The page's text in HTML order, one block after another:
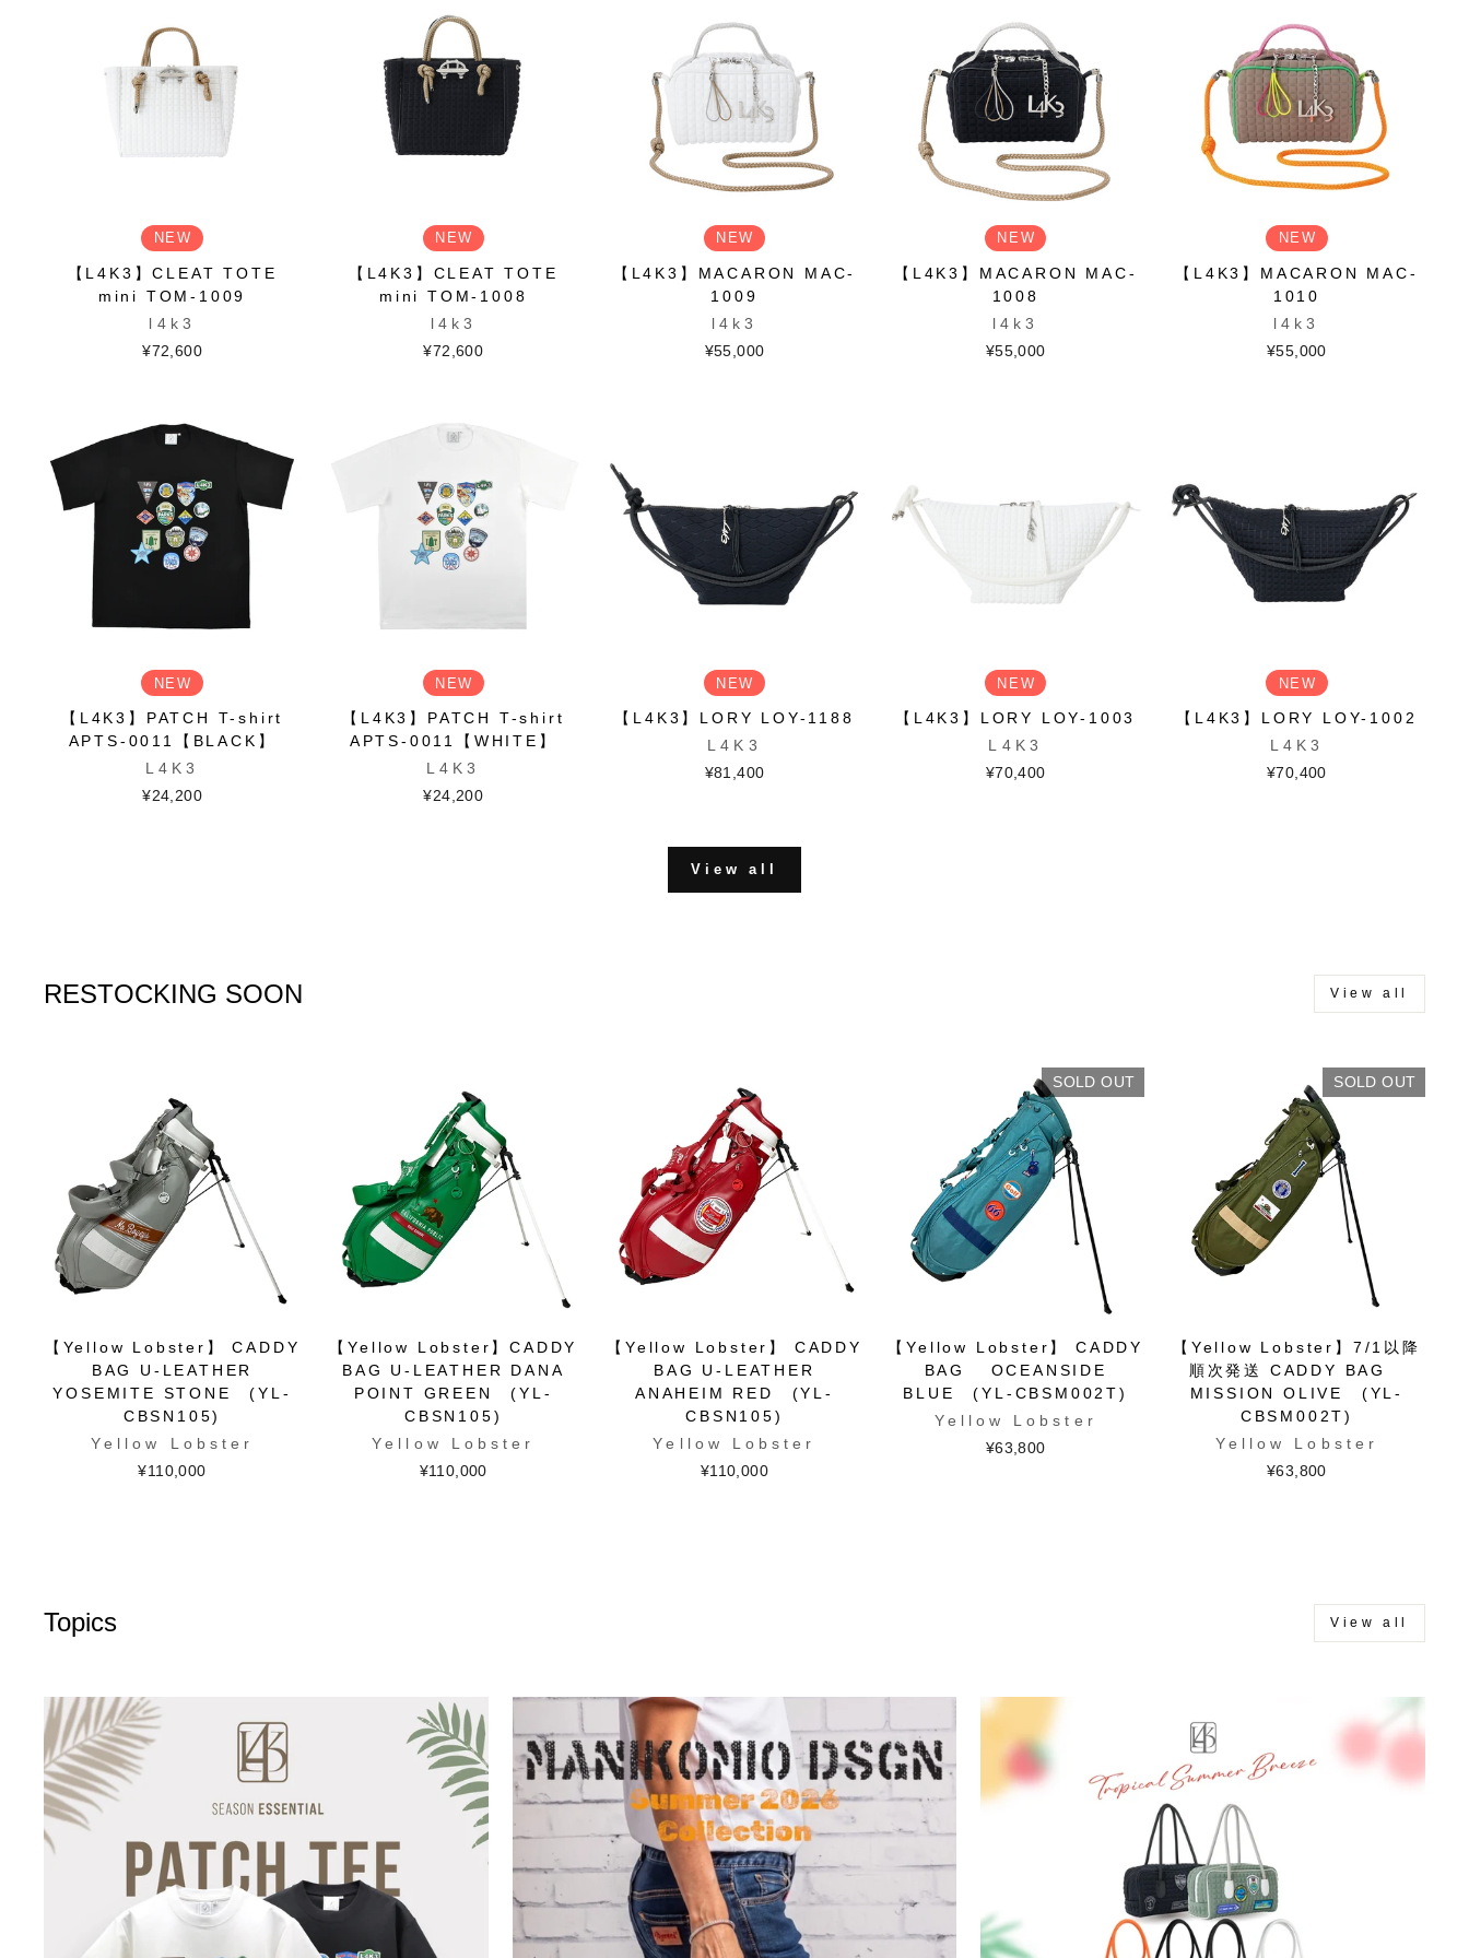
NEW
【L4K3】CLEAT TOTE
mini TOM-1009
l4k3
¥72,600
NEW
【L4K3】CLEAT TOTE
mini TOM-1008
l4k3
¥72,600
NEW
【L4K3】MACARON MAC-
1009
l4k3
¥55,000
NEW
【L4K3】MACARON MAC-
1008
l4k3
¥55,000
NEW
【L4K3】MACARON MAC-
1010
l4k3
¥55,000
NEW
【L4K3】PATCH T-shirt
APTS-0011【BLACK】
L4K3
¥24,200
NEW
【L4K3】PATCH T-shirt
APTS-0011【WHITE】
L4K3
¥24,200
NEW
【L4K3】LORY LOY-1188
L4K3
¥81,400
NEW
【L4K3】LORY LOY-1003
L4K3
¥70,400
NEW
【L4K3】LORY LOY-1002
L4K3
¥70,400
View all
RESTOCKING SOON View all
【Yellow Lobster】 CADDY
BAG U-LEATHER
YOSEMITE STONE (YL-
CBSN105)
Yellow Lobster
¥110,000
【Yellow Lobster】CADDY
BAG U-LEATHER DANA
POINT GREEN (YL-
CBSN105)
Yellow Lobster
¥110,000
【Yellow Lobster】 CADDY
BAG U-LEATHER
ANAHEIM RED (YL-
CBSN105)
Yellow Lobster
¥110,000
SOLD OUT
【Yellow Lobster】 CADDY
BAG OCEANSIDE
BLUE (YL-CBSM002T)
Yellow Lobster
¥63,800
SOLD OUT
【Yellow Lobster】7/1以降
順次発送 CADDY BAG
MISSION OLIVE (YL-
CBSM002T)
Yellow Lobster
¥63,800
Topics View all